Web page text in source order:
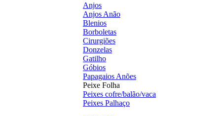
Anjos
Anjos Anão
Blenios
Borboletas
Cirurgiões
Donzelas
Gatilho
Góbios
Papagaios Anões
Peixe Folha
Peixes cofre/balão/vaca
Peixes Palhaço